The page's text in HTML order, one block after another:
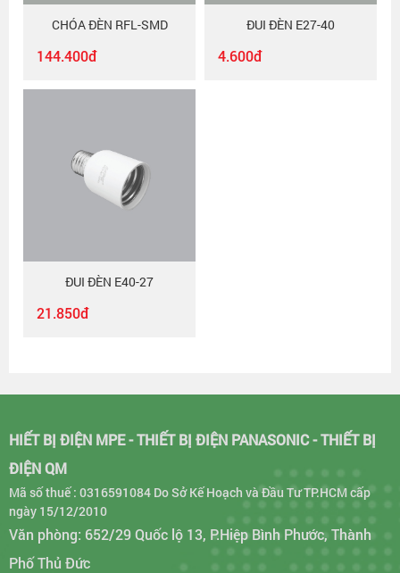
CHÓA ĐÈN RFL-SMD
144.400đ
ĐUI ĐÈN E27-40
4.600đ
ĐUI ĐÈN E40-27
21.850đ
HIẾT BỊ ĐIỆN MPE - THIẾT BỊ ĐIỆN PANASONIC - THIẾT BỊ
ĐIỆN QM
Mã số thuế : 0316591084 Do Sở Kế Hoạch và Đầu Tư TP.HCM cấp
ngày 15/12/2010
Văn phòng: 652/29 Quốc lộ 13, P.Hiệp Bình Phước, Thành
Phố Thủ Đức